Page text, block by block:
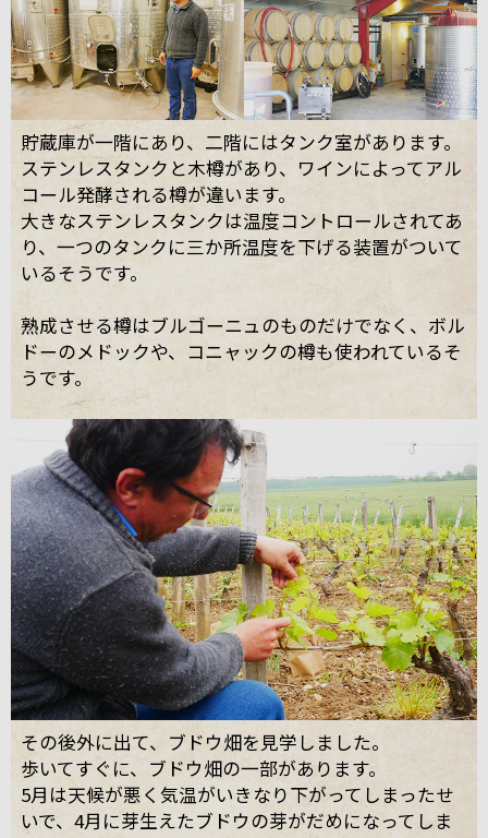
貯蔵庫が一階にあり、二階にはタンク室があります。
ステンレスタンクと木樽があり、ワインによってアル
コール発酵される樽が違います。
大きなステンレスタンクは温度コントロールされてあ
り、一つのタンクに三か所温度を下げる装置がついて
いるそうです。
熟成させる樽はブルゴーニュのものだけでなく、ボル
ドーのメドックや、コニャックの樽も使われているそ
うです。
その後外に出て、ブドウ畑を見学しました。
歩いてすぐに、ブドウ畑の一部があります。
5月は天候が悪く気温がいきなり下がってしまったせ
いで、4月に芽生えたブドウの芽がだめになってしま